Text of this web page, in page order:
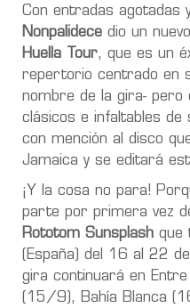
Con entradas agotadas
Nonpalidece dio un
Huella Tour, que es un
repertorio centrado en
nombre de la gira- pero
clásicos e infaltables
con mención al disco
Jamaica y se editará
¡Y la cosa no para!
parte por primera vez
Rototom Sunsplash que
(España) del 16 al 22
gira continuará en
(15/9), Bahía Blanca